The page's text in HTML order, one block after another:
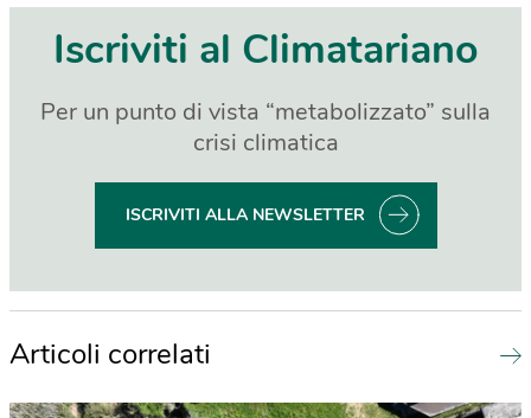
Iscriviti al Climatariano
Per un punto di vista “metabolizzato” sulla
crisi climatica
ISCRIVITI ALLA NEWSLETTER
Articoli correlati